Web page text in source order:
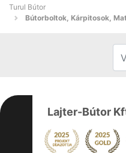
Turul Bútor
Bútorboltok, Kárpitosok,
Lajter-Bútor